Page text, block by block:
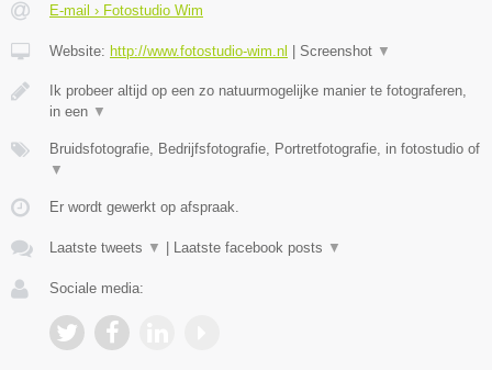
E-mail › Fotostudio Wim
Website: http://www.fotostudio-wim.nl Screenshot ▼
Ik probeer altijd op een zo natuurmogelijke manier te fotograferen,
in een ▼
Bruidsfotografie, Bedrijfsfotografie, Portretfotografie, in fotostudio of
▼
Er wordt gewerkt op afspraak.
Laatste tweets ▼ Laatste facebook posts ▼
Sociale media: